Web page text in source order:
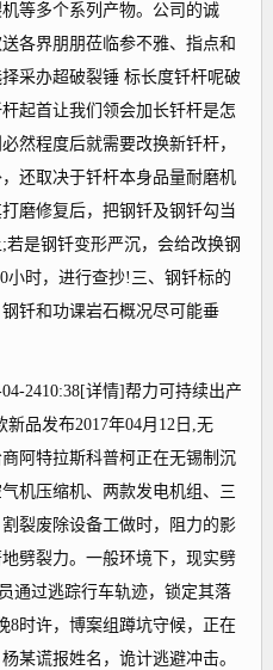
等多个系列产物。公司的诚
各界朋朋莅临参不雅、指点和
采办超破裂锤 标长度钎杆呢破
起首让我们领会加长钎杆是怎
然程度后就需要改换新钎杆，
还取决于钎杆本身品量耐磨机
磨修复后，把钢钎及钢钎勾当
是钢钎变形严沉，会给改换钢
小时，进行查抄!三、钢钎标的
钎和功课岩石概况尽可能垂
2410:38[详情]帮力可持续出产
品发布2017年04月12日,无
阿特拉斯科普柯正在无锡制沉
机压缩机、两款发电机组、三
裂废除设备工做时，阻力的影
劈裂力。一般环境下，现实劈
通过逃踪行车轨迹，锁定其落
8时许，博案组蹲坑守候，正在
某谎报姓名，诡计逃避冲击。